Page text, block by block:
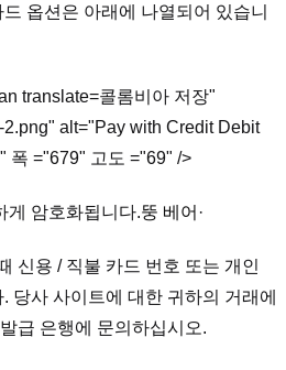
옵션은 아래에 나열되어 있습니
콜롬비아 저장"
alt="Pay with Credit Debit
폭 ="679" 고도 ="69" />
게 암호화됩니다.뚱 베어 ·
신용 / 직불 카드 번호 또는 개인
당사 사이트에 대한 귀하의 거래에
급 은행에 문의하십시오.